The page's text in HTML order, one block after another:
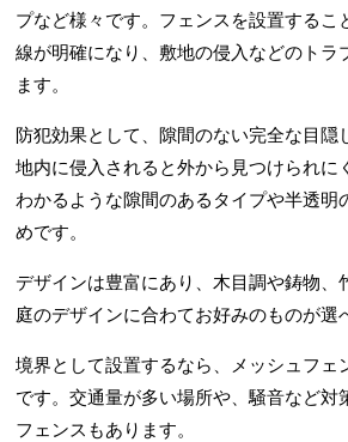
プなど様々です。フェンスを設置するこ
線が明確になり、敷地の侵入などのトラ
ます。
防犯効果として、隙間のない完全な目隠
地内に侵入されると外から見つけられに
わかるような隙間のあるタイプや半透明
めです。
デザインは豊富にあり、木目調や鋳物、
庭のデザインに合わてお好みのものが選
境界として設置するなら、メッシュフェ
です。交通量が多い場所や、騒音など対
フェンスもあります。